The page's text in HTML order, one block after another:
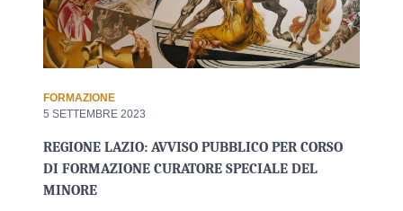
FORMAZIONE
5 SETTEMBRE 2023
REGIONE LAZIO: AVVISO PUBBLICO PER CORSO
DI FORMAZIONE CURATORE SPECIALE DEL
MINORE